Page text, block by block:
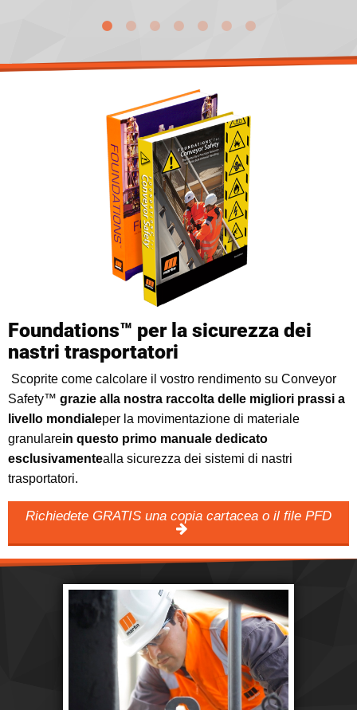
Foundations™ per la sicurezza dei
nastri trasportatori
Scoprite come calcolare il vostro rendimento su Conveyor
Safety™ grazie alla nostra raccolta delle migliori prassi a
livello mondialeper la movimentazione di materiale
granularein questo primo manuale dedicato
esclusivamentealla sicurezza dei sistemi di nastri
trasportatori.
Richiedete GRATIS una copia cartacea o il file PFD